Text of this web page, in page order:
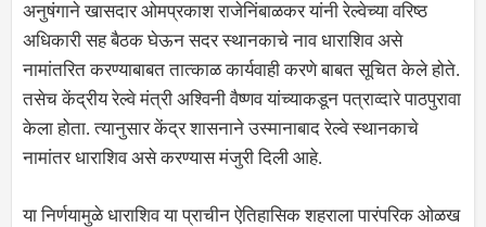
अनुषंगाने खासदार ओमप्रकाश राजेनिंबाळकर यांनी रेल्वेच्या वरिष्ठ
अधिकारी सह बैठक घेऊन सदर स्थानकाचे नाव धाराशिव असे
नामांतरित करण्याबाबत तात्काळ कार्यवाही करणे बाबत सूचित केले होते.
तसेच केंद्रीय रेल्वे मंत्री अश्विनी वैष्णव यांच्याकडून पत्राव्दारे पाठपुरावा
केला होता. त्यानुसार केंद्र शासनाने उस्मानाबाद रेल्वे स्थानकाचे
नामांतर धाराशिव असे करण्यास मंजुरी दिली आहे.
या निर्णयामुळे धाराशिव या प्राचीन ऐतिहासिक शहराला पारंपरिक ओळख